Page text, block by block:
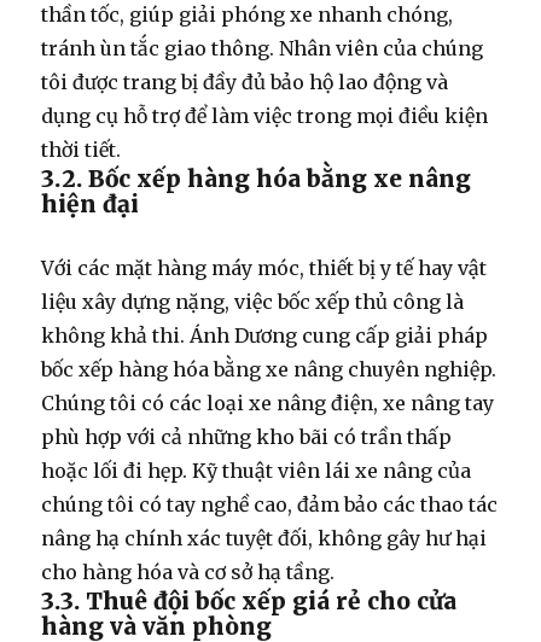
thần tốc, giúp giải phóng xe nhanh chóng,
tránh ùn tắc giao thông. Nhân viên của chúng
tôi được trang bị đầy đủ bảo hộ lao động và
dụng cụ hỗ trợ để làm việc trong mọi điều kiện
thời tiết.
3.2. Bốc xếp hàng hóa bằng xe nâng
hiện đại
Với các mặt hàng máy móc, thiết bị y tế hay vật
liệu xây dựng nặng, việc bốc xếp thủ công là
không khả thi. Ánh Dương cung cấp giải pháp
bốc xếp hàng hóa bằng xe nâng chuyên nghiệp.
Chúng tôi có các loại xe nâng điện, xe nâng tay
phù hợp với cả những kho bãi có trần thấp
hoặc lối đi hẹp. Kỹ thuật viên lái xe nâng của
chúng tôi có tay nghề cao, đảm bảo các thao tác
nâng hạ chính xác tuyệt đối, không gây hư hại
cho hàng hóa và cơ sở hạ tầng.
3.3. Thuê đội bốc xếp giá rẻ cho cửa
hàng và văn phòng